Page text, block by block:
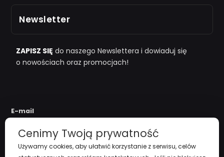
i "przy zamówieniu powyżej 1000zł
Zarejestruj się
Regulamin
Newsletter
ZAPISZ SIĘ do naszego Newslettera i dowiaduj się
o nowościach oraz promocjach!
E-mail
Cenimy Twoją prywatność
Używamy cookies, aby ułatwić korzystanie z serwisu, celów